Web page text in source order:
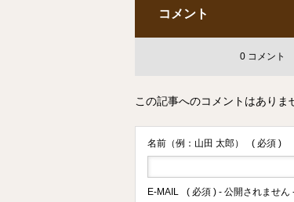
コメント
0 コメント
この記事へのコメントはありま
名前（例：山田 太郎） ( 必須 )
E-MAIL ( 必須 ) - 公開されません